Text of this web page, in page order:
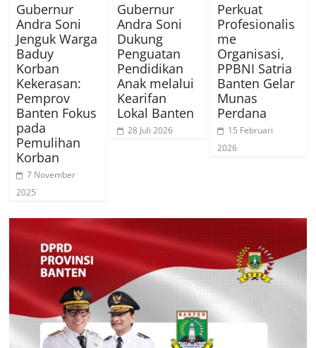
Gubernur
Andra Soni
Jenguk Warga
Baduy
Korban
Kekerasan:
Pemprov
Banten Fokus
pada
Pemulihan
Korban
7 November
2025
Gubernur
Andra Soni
Dukung
Penguatan
Pendidikan
Anak melalui
Kearifan
Lokal Banten
28 Juli 2026
Perkuat
Profesionalis
me
Organisasi,
PPBNI Satria
Banten Gelar
Munas
Perdana
15 Februari
2026